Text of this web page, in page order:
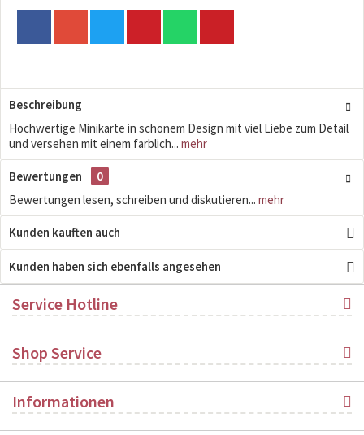
Beschreibung
Hochwertige Minikarte in schönem Design mit viel Liebe zum Detail
und versehen mit einem farblich... mehr
Bewertungen
0
Bewertungen lesen, schreiben und diskutieren... mehr
Kunden kauften auch
Kunden haben sich ebenfalls angesehen
Service Hotline
Shop Service
Informationen